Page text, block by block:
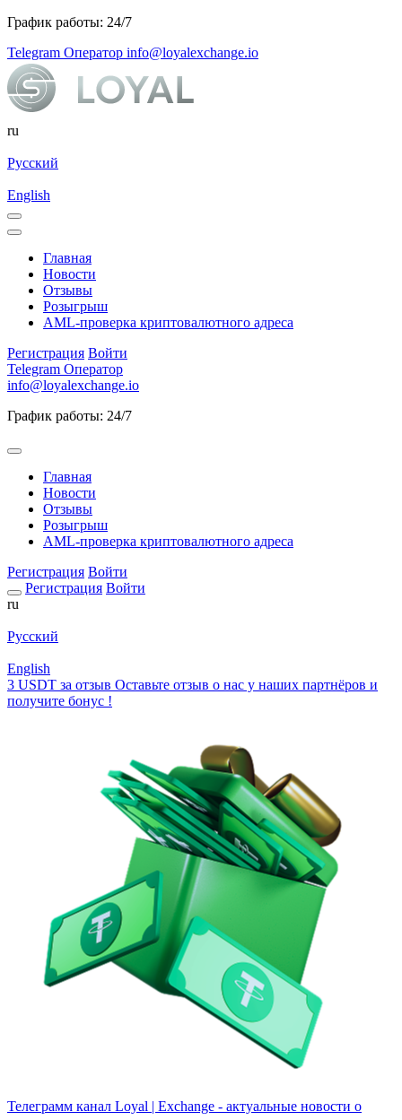
График работы: 24/7
Telegram Оператор info@loyalexchange.io
ru
Русский
English
Главная
Новости
Отзывы
Розыгрыш
AML-проверка криптовалютного адреса
Регистрация Войти
Telegram Оператор
info@loyalexchange.io
График работы: 24/7
Главная
Новости
Отзывы
Розыгрыш
AML-проверка криптовалютного адреса
Регистрация Войти
Регистрация Войти
ru
Русский
English
3 USDT за отзыв Оставьте отзыв о нас у наших партнёров и
получите бонус !
Телеграмм канал Loyal | Exchange - актуальные новости о